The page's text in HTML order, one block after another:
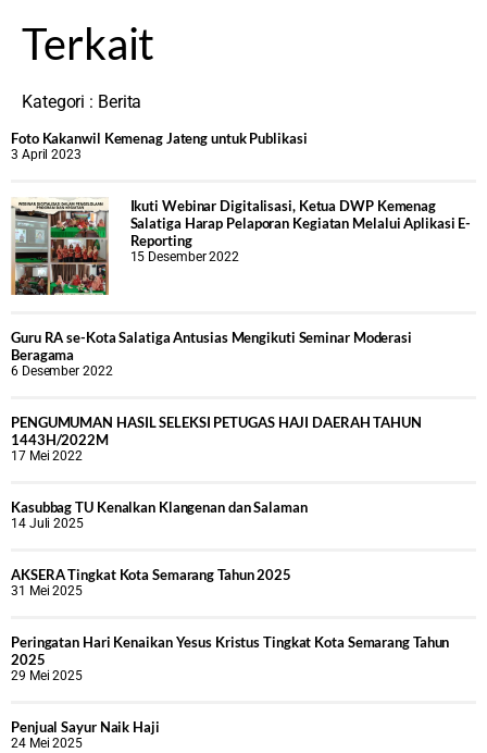
Terkait
Kategori : Berita
Foto Kakanwil Kemenag Jateng untuk Publikasi
3 April 2023
Ikuti Webinar Digitalisasi, Ketua DWP Kemenag
Salatiga Harap Pelaporan Kegiatan Melalui Aplikasi E-
Reporting
15 Desember 2022
Guru RA se-Kota Salatiga Antusias Mengikuti Seminar Moderasi
Beragama
6 Desember 2022
PENGUMUMAN HASIL SELEKSI PETUGAS HAJI DAERAH TAHUN
1443H/2022M
17 Mei 2022
Kasubbag TU Kenalkan Klangenan dan Salaman
14 Juli 2025
AKSERA Tingkat Kota Semarang Tahun 2025
31 Mei 2025
Peringatan Hari Kenaikan Yesus Kristus Tingkat Kota Semarang Tahun
2025
29 Mei 2025
Penjual Sayur Naik Haji
24 Mei 2025